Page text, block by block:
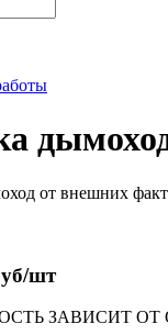
от внешних
шт
ЗАВИСИТ ОТ